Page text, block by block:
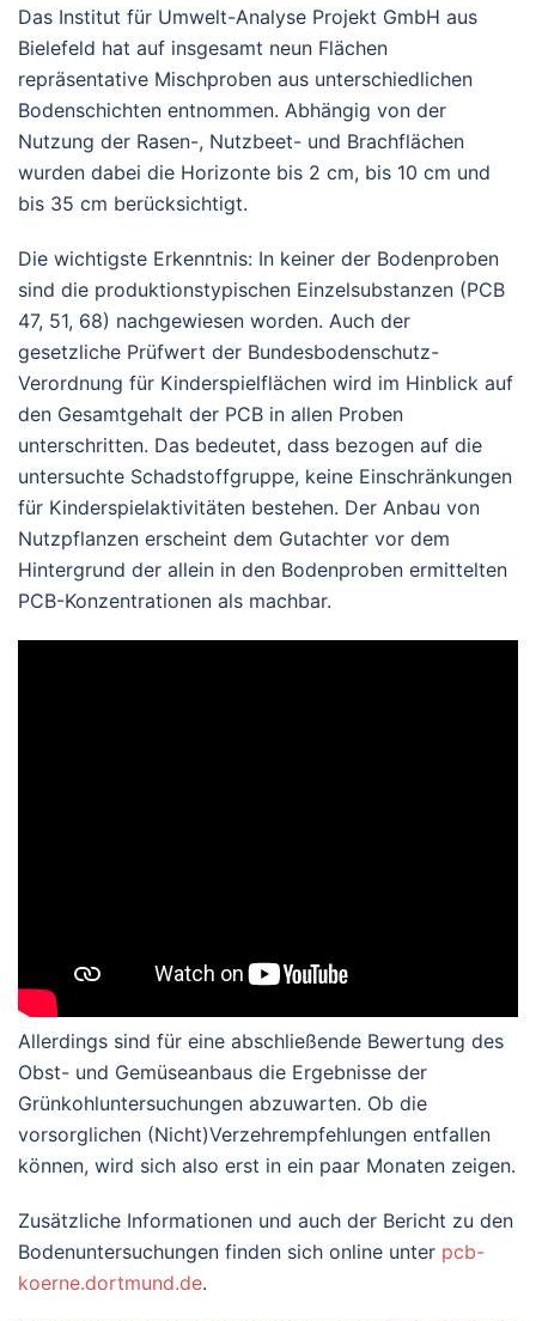
Das Institut für Umwelt-Analyse Projekt GmbH aus
Bielefeld hat auf insgesamt neun Flächen
repräsentative Mischproben aus unterschiedlichen
Bodenschichten entnommen. Abhängig von der
Nutzung der Rasen-, Nutzbeet- und Brachflächen
wurden dabei die Horizonte bis 2 cm, bis 10 cm und
bis 35 cm berücksichtigt.
Die wichtigste Erkenntnis: In keiner der Bodenproben
sind die produktionstypischen Einzelsubstanzen (PCB
47, 51, 68) nachgewiesen worden. Auch der
gesetzliche Prüfwert der Bundesbodenschutz-
Verordnung für Kinderspielflächen wird im Hinblick auf
den Gesamtgehalt der PCB in allen Proben
unterschritten. Das bedeutet, dass bezogen auf die
untersuchte Schadstoffgruppe, keine Einschränkungen
für Kinderspielaktivitäten bestehen. Der Anbau von
Nutzpflanzen erscheint dem Gutachter vor dem
Hintergrund der allein in den Bodenproben ermittelten
PCB-Konzentrationen als machbar.
Allerdings sind für eine abschließende Bewertung des
Obst- und Gemüseanbaus die Ergebnisse der
Grünkohluntersuchungen abzuwarten. Ob die
vorsorglichen (Nicht)Verzehrempfehlungen entfallen
können, wird sich also erst in ein paar Monaten zeigen.
Zusätzliche Informationen und auch der Bericht zu den
Bodenuntersuchungen finden sich online unter pcb-
koerne.dortmund.de.